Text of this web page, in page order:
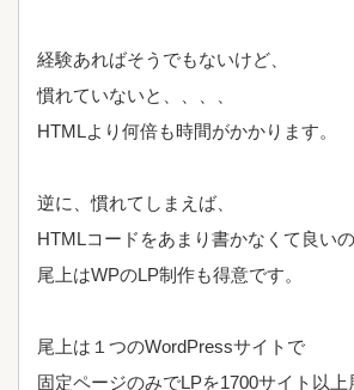
経験あればそうでもないけど、
慣れていないと、、、、
HTMLより何倍も時間がかかります。
逆に、慣れてしまえば、
HTMLコードをあまり書かなくて良いの
尾上はWPのLP制作も得意です。
尾上は１つのWordPressサイトで
固定ページのみでLPを1700サイト以上